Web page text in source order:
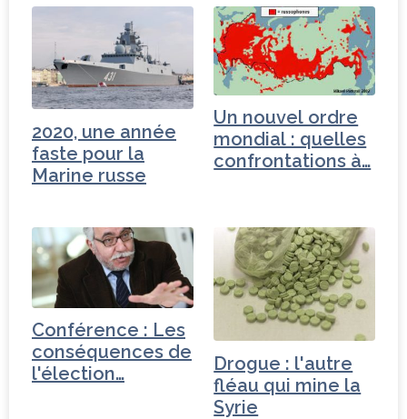
b
o
o
k
e
r
e
dI
n
e
r
2020, une année
faste pour la
Marine russe
Un nouvel ordre
mondial : quelles
confrontations à…
Conférence : Les
conséquences de
l'élection…
Drogue : l'autre
fléau qui mine la
Syrie